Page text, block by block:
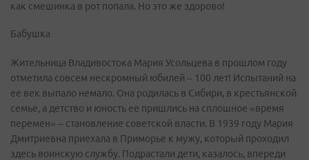
как смешинка в рот попала. Но это же здорово!
Бабушка
Жительница Владивостока Мария Усольцева в прошлом году
отметила совсем нескромный юбилей – 100 лет! Испытаний на
ее век выпало немало. Она родилась в Сибири, в крестьянской
семье, а детство и юность ее пришлись на сплошное «время
перемен» – становление советской власти. В 1939 году Мария
Дмитриевна приехала в Приморье к мужу, который проходил
здесь воинскую службу. Подрастали дети, казалось, впереди